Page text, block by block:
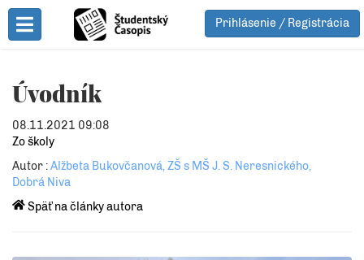
Toggle Menu
Prihlásenie / Registrácia
Úvodník
08.11.2021 09:08
Zo školy
Autor :Alžbeta Bukovčanová, ZŠ s MŠ J. S. Neresnického,
Dobrá Niva
Späť na články autora